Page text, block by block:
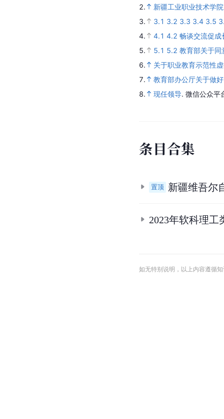
2.
新疆工业职业技术学
3.
3.1 3.2 3.3 3.4 3.5
4.
4.1 4.2 畅谈交流促成
5.
5.1 5.2 教育部关于同
6.
关于职业教育示范性
7.
教育部办公厅关于做
8.
现任领导. 微信公众平
条目合集
置顶 新疆维吾尔
2023年软科理
如无特别说明，以上内容遵循